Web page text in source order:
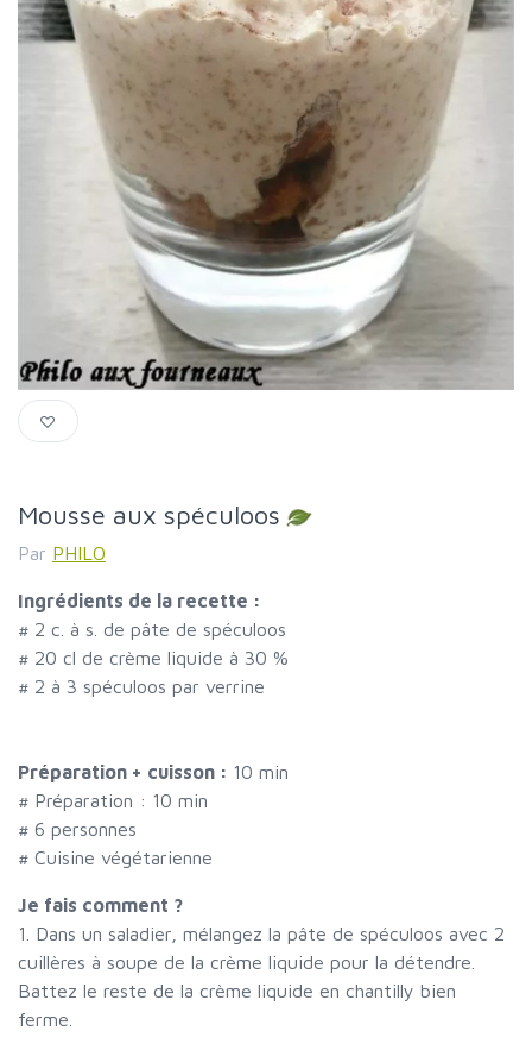
Mousse aux spéculoos
Par PHILO
Ingrédients de la recette :
# 2 c. à s. de pâte de spéculoos
# 20 cl de crème liquide à 30 %
# 2 à 3 spéculoos par verrine
Préparation + cuisson : 10 min
# Préparation : 10 min
# 6 personnes
# Cuisine végétarienne
Je fais comment ?
1. Dans un saladier, mélangez la pâte de spéculoos avec 2
cuillères à soupe de la crème liquide pour la détendre.
Battez le reste de la crème liquide en chantilly bien
ferme.